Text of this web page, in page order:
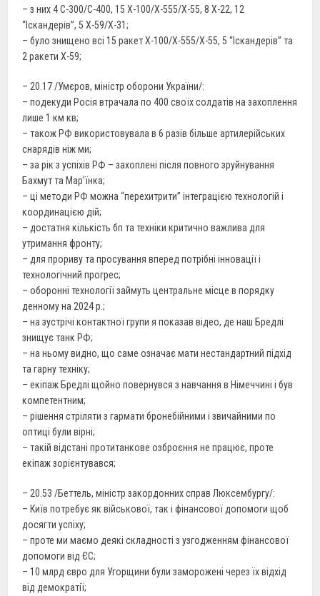
– з них 4 С-300/С-400, 15 Х-100/Х-555/Х-55, 8 Х-22, 12
“Іскандерів”, 5 Х-59/Х-31;
– було знищено всі 15 ракет Х-100/Х-555/Х-55, 5 “Іскандерів” та
2 ракети Х-59;
– 20.17 /Умєров, міністр оборони України/:
– подекуди Росія втрачала по 400 своїх солдатів на захоплення
лише 1 км кв;
– також РФ використовувала в 6 разів більше артилерійських
снарядів ніж ми;
– за рік з успіхів РФ – захоплені після повного зруйнування
Бахмут та Мар’їнка;
– ці методи РФ можна “перехитрити” інтеграцією технологій і
координацією дій;
– достатня кількість бп та техніки критично важлива для
утримання фронту;
– для прориву та просування вперед потрібні інновації і
технологічний прогрес;
– оборонні технології займуть центральне місце в порядку
денному на 2024 р.;
– на зустрічі контактної групи я показав відео, де наш Бредлі
знищує танк РФ;
– на ньому видно, що саме означає мати нестандартний підхід
та гарну техніку;
– екіпаж Бредлі щойно повернувся з навчання в Німеччині і був
компетентним;
– рішення стріляти з гармати бронебійними і звичайними по
оптиці були вірні;
– такій відстані протитанкове озброєння не працює, проте
екіпаж зорієнтувався;
– 20.53 /Беттель, міністр закордонних справ Люксембургу/:
– Київ потребує як військової, так і фінансової допомоги щоб
досягти успіху;
– проте ми маємо деякі складності з узгодженням фінансової
допомоги від ЄС;
– 10 млрд євро для Угорщини були заморожені через їх відхід
від демократії;